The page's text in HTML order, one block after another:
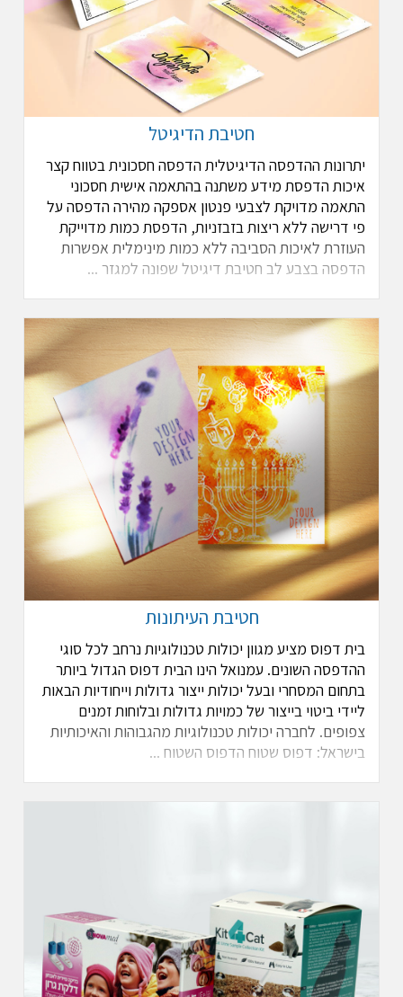
חטיבת הדיגיטל
יתרונות ההדפסה הדיגיטלית הדפסה חסכונית בטווח קצר
איכות הדפסת מידע משתנה בהתאמה אישית חסכוני
התאמה מדויקת לצבעי פנטון אספקה מהירה הדפסה על
פי דרישה ללא ריצות בזבזניות, הדפסת כמות מדוייקת
העוזרת לאיכות הסביבה ללא כמות מינימלית אפשרות
הדפסה בצבע לב חטיבת דיגיטל שפונה למגזר ...
חטיבת העיתונות
בית דפוס מציע מגוון יכולות טכנולוגיות נרחב לכל סוגי
ההדפסה השונים. עמנואל הינו הבית דפוס הגדול ביותר
בתחום המסחרי ובעל יכולות ייצור גדולות וייחודיות הבאות
ליידי ביטוי בייצור של כמויות גדולות ובלוחות זמנים
צפופים. לחברה יכולות טכנולוגיות מהגבוהות והאיכותיות
בישראל: דפוס שטוח הדפוס השטוח ...